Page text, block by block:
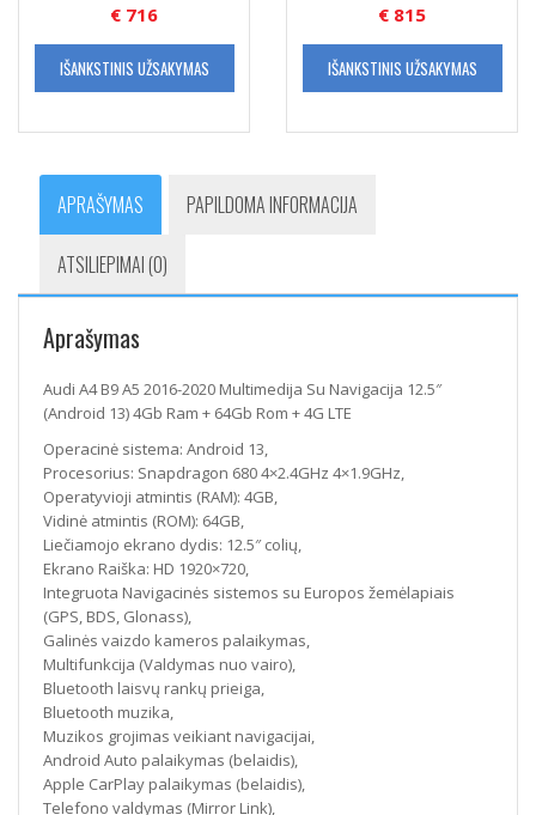
€ 716
IŠANKSTINIS UŽSAKYMAS
€ 815
IŠANKSTINIS UŽSAKYMAS
APRAŠYMAS PAPILDOMA INFORMACIJA
ATSILIEPIMAI (0)
Aprašymas
Audi A4 B9 A5 2016-2020 Multimedija Su Navigacija 12.5″
(Android 13) 4Gb Ram + 64Gb Rom + 4G LTE
Operacinė sistema: Android 13,
Procesorius: Snapdragon 680 4×2.4GHz 4×1.9GHz,
Operatyvioji atmintis (RAM): 4GB,
Vidinė atmintis (ROM): 64GB,
Liečiamojo ekrano dydis: 12.5″ colių,
Ekrano Raiška: HD 1920×720,
Integruota Navigacinės sistemos su Europos žemėlapiais
(GPS, BDS, Glonass),
Galinės vaizdo kameros palaikymas,
Multifunkcija (Valdymas nuo vairo),
Bluetooth laisvų rankų prieiga,
Bluetooth muzika,
Muzikos grojimas veikiant navigacijai,
Android Auto palaikymas (belaidis),
Apple CarPlay palaikymas (belaidis),
Telefono valdymas (Mirror Link),